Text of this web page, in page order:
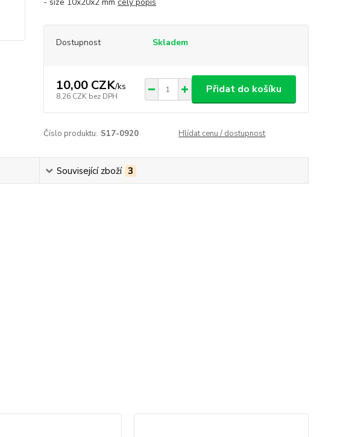
Dostupnost Skladem
10,00 CZK/ks
8,26 CZK bez DPH
Přidat do košíku
Číslo produktu: S17-0920 Hlídat cenu / dostupnost
Související zboží 3